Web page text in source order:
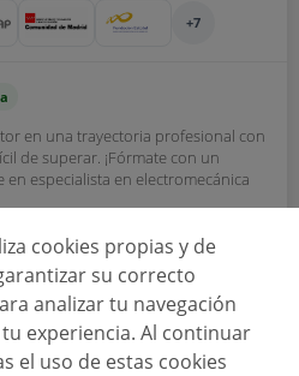
+7
en una trayectoria profesional con
de superar. ¡Fórmate con un
especialista en electromecánica
programa
cookies propias y de
su correcto
analizar tu navegación
experiencia. Al continuar
el uso de estas cookies